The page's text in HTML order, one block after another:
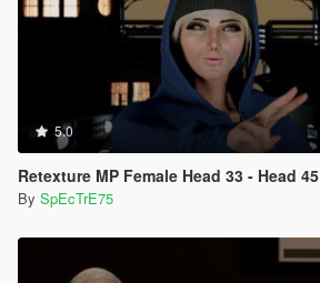
5.0
Retexture MP Female Head 33 - Head 45
By SpEcTrE75